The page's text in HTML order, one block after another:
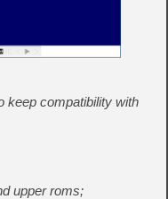
keep compatibility with
upper roms;